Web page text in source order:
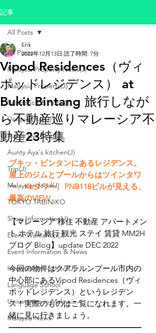
記事
All Posts
Malaysia Property News(J)
Malaysia Property(J)
Residence & Hotel(J)
Unique Stay(J)
Aunty Aya Blog(J)
Aunty Aya's kitchen(J)
Trip(J)
Malaysian food(J)
TOKYO TABINIKO
Shop Informetion(J)
Event Workshop(J)
Event Information & News
International School(J)
Language School
Universities in Malaysia
Malaysia News
All Posts
Vipod Residences（ヴィ
ポッドレジデンス） at
Bukit Bintang 旅行しなが
ら不動産巡りマレーシア不
動産23特集
Erik
2022年12月13日 読了時間: 7分
ブキッ・ビンタンにあるレジデンス。
屋上のジムとプールからはツインタワ
ー、KLタワー、PNB118ビルが見える、
最高のVIEW
【マレーシア 移住 不動産 アパートメン
ト ホテル 旅行 観光 ステイ 賃貸 MM2H
ブログ Blog】update DEC 2022
今回の物件はクアラルンプール市内の
中心部にあるVipod Residences（ヴィ
ポッドレジデンス）というレジデン
ス！実際のものはご覧になれます。一
緒に見に行きましょう。
―――――――――――――――――